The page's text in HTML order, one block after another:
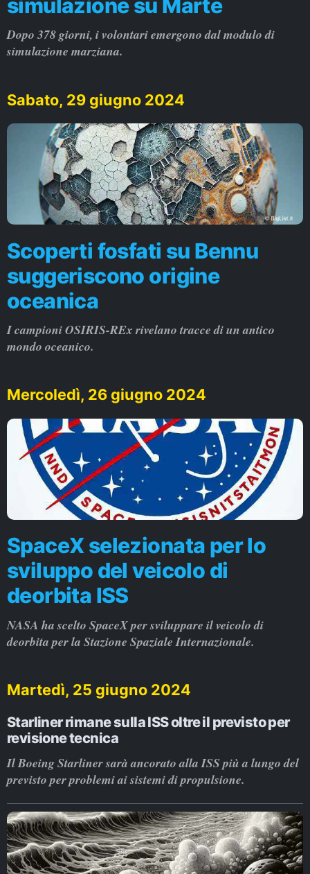
simulazione su Marte
Dopo 378 giorni, i volontari emergono dal modulo di
simulazione marziana.
Sabato, 29 giugno 2024
Scoperti fosfati su Bennu
suggeriscono origine
oceanica
I campioni OSIRIS-REx rivelano tracce di un antico
mondo oceanico.
Mercoledì, 26 giugno 2024
SpaceX selezionata per lo
sviluppo del veicolo di
deorbita ISS
NASA ha scelto SpaceX per sviluppare il veicolo di
deorbita per la Stazione Spaziale Internazionale.
Martedì, 25 giugno 2024
Starliner rimane sulla ISS oltre il previsto per
revisione tecnica
Il Boeing Starliner sarà ancorato alla ISS più a lungo del
previsto per problemi ai sistemi di propulsione.